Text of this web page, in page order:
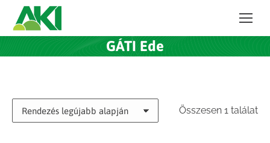
GÁTI Ede
Összesen 1 találat